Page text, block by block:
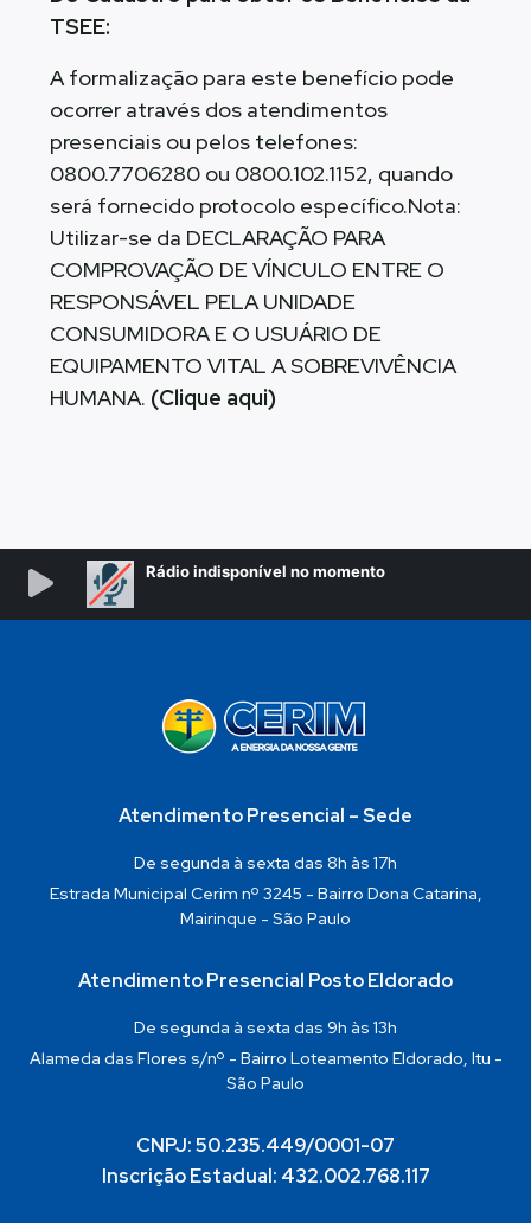
TSEE:
A formalização para este benefício pode
ocorrer através dos atendimentos
presenciais ou pelos telefones:
0800.7706280 ou 0800.102.1152, quando
será fornecido protocolo específico.Nota:
Utilizar-se da DECLARAÇÃO PARA
COMPROVAÇÃO DE VÍNCULO ENTRE O
RESPONSÁVEL PELA UNIDADE
CONSUMIDORA E O USUÁRIO DE
EQUIPAMENTO VITAL A SOBREVIVÊNCIA
HUMANA. (Clique aqui)
Atendimento Presencial – Sede
De segunda à sexta das 8h às 17h
Estrada Municipal Cerim nº 3245 - Bairro Dona Catarina,
Mairinque - São Paulo
Atendimento Presencial Posto Eldorado
De segunda à sexta das 9h às 13h
Alameda das Flores s/nº - Bairro Loteamento Eldorado, Itu -
São Paulo
CNPJ: 50.235.449/0001-07
Inscrição Estadual: 432.002.768.117